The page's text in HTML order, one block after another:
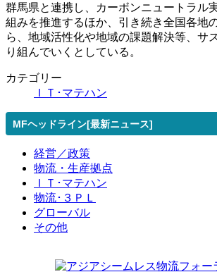
群馬県と連携し、カーボンニュートラル
組みを推進するほか、引き続き全国各地
ら、地域活性化や地域の課題解決等、サ
り組んでいくとしている。
カテゴリー
ＩＴ･マテハン
MFヘッドライン[最新ニュース]
経営／政策
物流・生産拠点
ＩＴ･マテハン
物流･３ＰＬ
グローバル
その他